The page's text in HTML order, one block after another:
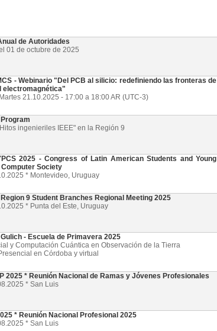
de Autoridades
01 de octubre de 2025
- Webinario "Del PCB al silicio: redefiniendo las fronteras de
electromagnética"
21.10.2025 - 17:00 a 18:00 AR (UTC-3)
Program
ingenieriles IEEE" en la Región 9
2025 - Congress of Latin American Students and Young
Society
* Montevideo, Uruguay
Region 9 Student Branches Regional Meeting 2025
* Punta del Este, Uruguay
Gulich - Escuela de Primavera 2025
y Computación Cuántica en Observación de la Tierra
en Córdoba y virtual
2025 * Reunión Nacional de Ramas y Jóvenes Profesionales
* San Luis
* Reunión Nacional Profesional 2025
* San Luis